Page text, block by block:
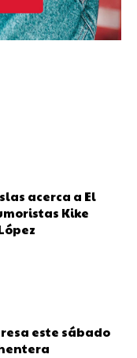
acerca a El
Kike
este sábado